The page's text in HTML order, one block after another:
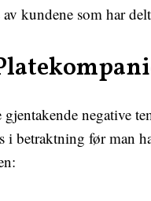
kundene som har
negative
i betraktning før man